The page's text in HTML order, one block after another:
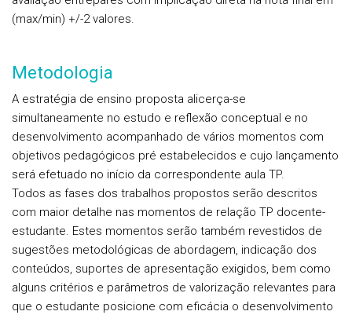
(max/min) +/-2 valores.
Metodologia
A estratégia de ensino proposta alicerça-se
simultaneamente no estudo e reflexão conceptual e no
desenvolvimento acompanhado de vários momentos com
objetivos pedagógicos pré estabelecidos e cujo lançamento
será efetuado no início da correspondente aula TP.
Todos as fases dos trabalhos propostos serão descritos
com maior detalhe nas momentos de relação TP docente-
estudante. Estes momentos serão também revestidos de
sugestões metodológicas de abordagem, indicação dos
conteúdos, suportes de apresentação exigidos, bem como
alguns critérios e parâmetros de valorização relevantes para
que o estudante posicione com eficácia o desenvolvimento